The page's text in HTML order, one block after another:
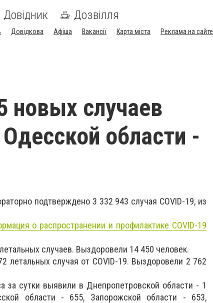
Довідник Дозвілля
Довідкова Афіша Вакансії Карта міста
Реклама на сайте
новых случаев
области -
подтверждено 3 332 943 случая COVID-19, из
о распространении и профилактике COVID-19
случаев. Выздоровели 14 450 человек.
летальных случая от COVID-19. Выздоровели 2 762
за сутки выявили в Днепропетровской области - 1
области - 655, Запорожской области - 653,